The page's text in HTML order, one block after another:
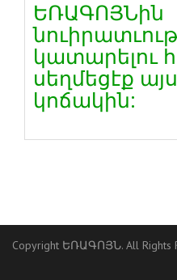
ԵՌԱԳՈՅՆին
կատարելու
սեղմեցէք այս
կոճակին:
Copyright ԵՌԱԳՈՅՆ. All Rights